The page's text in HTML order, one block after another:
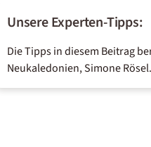
Unsere Experten-Tipps:
Die Tipps in diesem Beitrag
Neukaledonien, Simone Rösel.